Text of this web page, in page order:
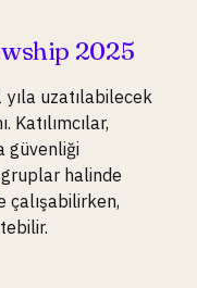
2025
uzatılabilecek
güvenliği
halinde
çalışabilirken,